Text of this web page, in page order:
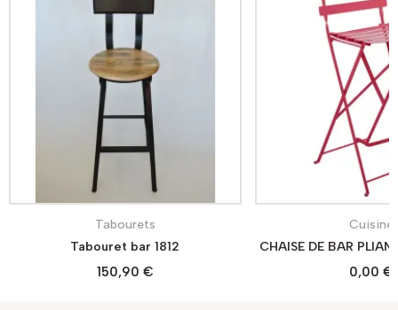
Tabourets
Tabouret bar 1812
150,90 €
Cuisine
0,00 €